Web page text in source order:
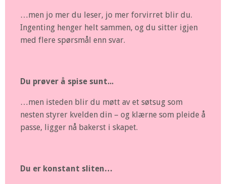
…men jo mer du leser, jo mer forvirret blir du.
Ingenting henger helt sammen, og du sitter igjen
med flere spørsmål enn svar.
Du prøver å spise sunt...
…men isteden blir du møtt av et søtsug som
nesten styrer kvelden din – og klærne som pleide å
passe, ligger nå bakerst i skapet.
Du er konstant sliten…